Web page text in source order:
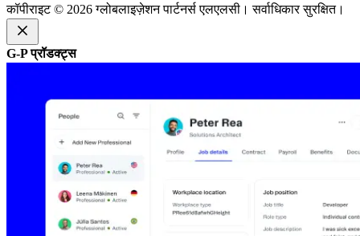
कॉपीराइट © 2026 ग्लोबलाइज़ेशन पार्टनर्स एलएलसी। सर्वाधिकार सुरक्षित।​​
G-P प्रॉडक्ट्स​​